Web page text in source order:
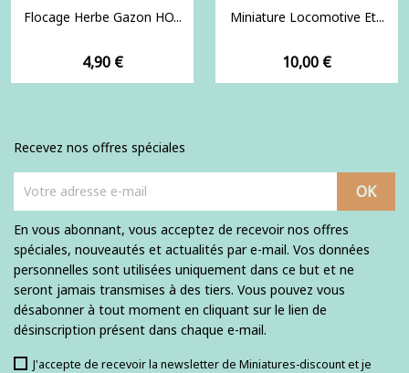
Flocage Herbe Gazon HO...
Prix
4,90 €
Miniature Locomotive Et...
Prix
10,00 €
Recevez nos offres spéciales
En vous abonnant, vous acceptez de recevoir nos offres
spéciales, nouveautés et actualités par e-mail. Vos données
personnelles sont utilisées uniquement dans ce but et ne
seront jamais transmises à des tiers. Vous pouvez vous
désabonner à tout moment en cliquant sur le lien de
désinscription présent dans chaque e-mail.
J'accepte de recevoir la newsletter de Miniatures-discount et je